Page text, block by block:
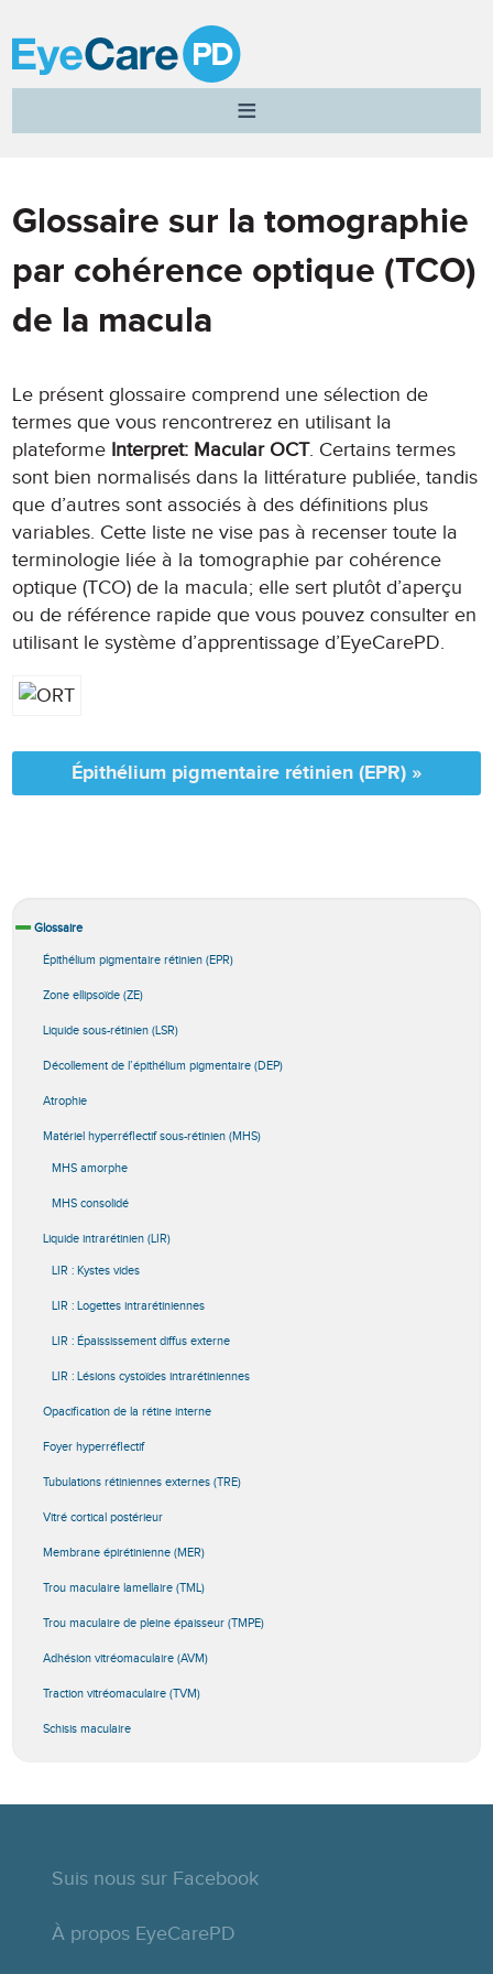
A
Professional
Development
Glossaire sur la tomographie
par cohérence optique (TCO)
de la macula
Le présent glossaire comprend une sélection de
termes que vous rencontrerez en utilisant la
plateforme Interpret: Macular OCT. Certains termes
sont bien normalisés dans la littérature publiée, tandis
que d’autres sont associés à des définitions plus
variables. Cette liste ne vise pas à recenser toute la
terminologie liée à la tomographie par cohérence
optique (TCO) de la macula; elle sert plutôt d’aperçu
ou de référence rapide que vous pouvez consulter en
utilisant le système d’apprentissage d’EyeCarePD.
Épithélium pigmentaire rétinien (EPR) »
Glossaire
Épithélium pigmentaire rétinien (EPR)
Zone ellipsoïde (ZE)
Liquide sous-rétinien (LSR)
Décollement de l’épithélium pigmentaire (DEP)
Atrophie
Matériel hyperréflectif sous-rétinien (MHS)
MHS amorphe
MHS consolidé
Liquide intrarétinien (LIR)
LIR : Kystes vides
LIR : Logettes intrarétiniennes
LIR : Épaississement diffus externe
LIR : Lésions cystoïdes intrarétiniennes
Opacification de la rétine interne
Foyer hyperréflectif
Tubulations rétiniennes externes (TRE)
Vitré cortical postérieur
Membrane épirétinienne (MER)
Trou maculaire lamellaire (TML)
Trou maculaire de pleine épaisseur (TMPE)
Adhésion vitréomaculaire (AVM)
Traction vitréomaculaire (TVM)
Schisis maculaire
Suis nous sur Facebook
À propos EyeCarePD